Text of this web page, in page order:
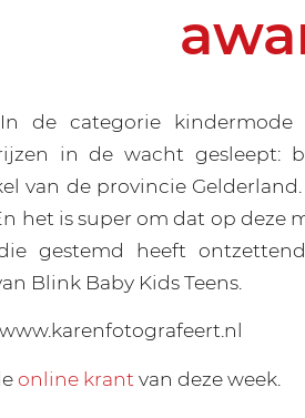
In de categorie
in de wacht gesleept:
van de provincie
het is super om dat op deze
gestemd heeft
Blink Baby Kids Teens.
online krant van deze week.